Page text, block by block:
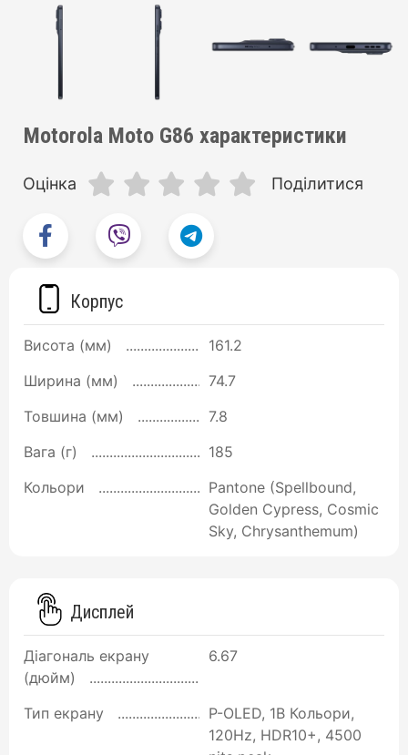
Motorola Moto G86 характеристики
Оцінка Поділитися
Корпус
Висота (мм)
161.2
Ширина (мм)
74.7
Товшина (мм)
7.8
Вага (г)
185
Кольори
Pantone (Spellbound,
Golden Cypress, Cosmic
Sky, Chrysanthemum)
Дисплей
Діагональ екрану
(дюйм)
6.67
Тип екрану
P-OLED, 1B Кольори,
120Hz, HDR10+, 4500